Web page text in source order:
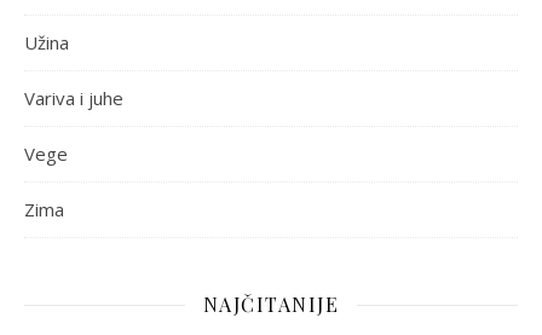
Užina
Variva i juhe
Vege
Zima
NAJČITANIJE